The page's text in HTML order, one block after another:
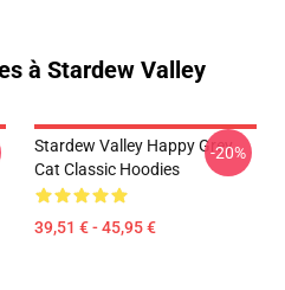
à Stardew Valley
Stardew Valley Happy Grey
Cat Classic Hoodies
39,51 € - 45,95 €
-20%